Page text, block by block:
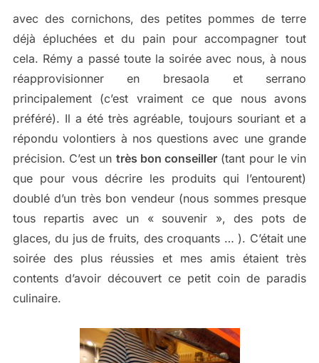
avec des cornichons, des petites pommes de terre
déjà épluchées et du pain pour accompagner tout
cela. Rémy a passé toute la soirée avec nous, à nous
réapprovisionner en bresaola et serrano
principalement (c’est vraiment ce que nous avons
préféré). Il a été très agréable, toujours souriant et a
répondu volontiers à nos questions avec une grande
précision. C’est un très bon conseiller (tant pour le vin
que pour vous décrire les produits qui l’entourent)
doublé d’un très bon vendeur (nous sommes presque
tous repartis avec un « souvenir », des pots de
glaces, du jus de fruits, des croquants … ). C’était une
soirée des plus réussies et mes amis étaient très
contents d’avoir découvert ce petit coin de paradis
culinaire.